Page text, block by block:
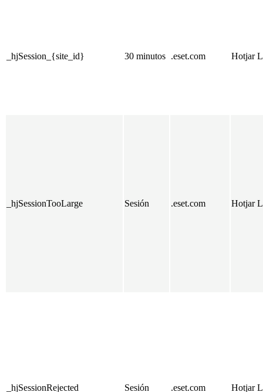
_hjSession_{site_id} 30 minutos .eset.com Hotjar
_hjSessionTooLarge Sesión .eset.com Hotjar
_hjSessionRejected Sesión .eset.com Hotjar